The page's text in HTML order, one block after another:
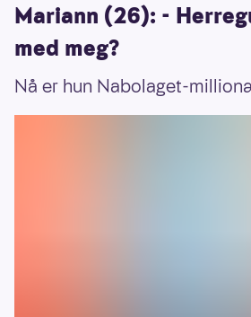
Mariann (26): -
med meg?
Nå er hun Nabolaget-